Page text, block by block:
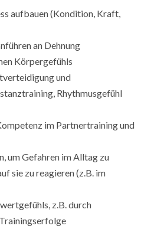
aufbauen (Kondition, Kraft,
an Dehnung
Körpergefühls
und
Rhythmusgefühl
im Partnertraining und
um Gefahren im Alltag zu
sie zu reagieren (z.B. im
z.B. durch